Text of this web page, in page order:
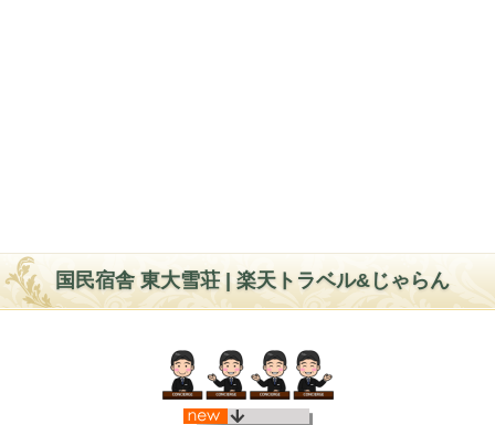
国民宿舎 東大雪荘 | 楽天トラベル&じゃらん